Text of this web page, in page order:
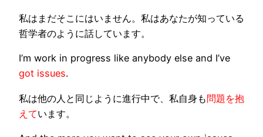
私はまだそこにはいません。私はあなたが知っている
哲学者のように話しています。
I’m work in progress like anybody else and I’ve
got issues.
私は他の人と同じように進行中で、私自身も問題を抱
えています。